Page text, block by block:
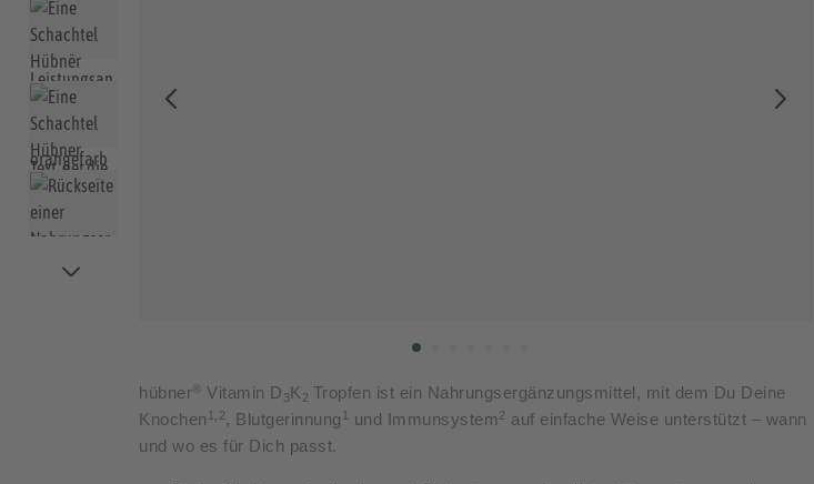
hübner® Vitamin D 3 K 2 Tropfen ist ein Nahrungsergänzungsmittel, mit dem Du Deine
Knochen 1,2, Blutgerinnung 1 und Immunsystem 2 auf einfache Weise unterstützt – wann
und wo es für Dich passt.